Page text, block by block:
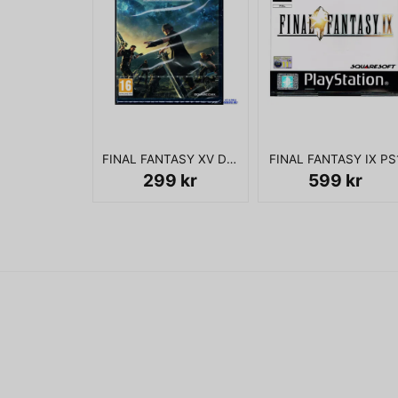
FINAL FANTASY XV DAY ONE EDITION PS4
299 kr
FINAL FANTASY IX
599 kr